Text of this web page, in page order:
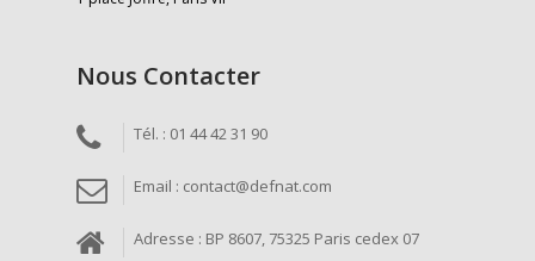
Nous Contacter
Tél. : 01 44 42 31 90
Email : contact@defnat.com
Adresse : BP 8607, 75325 Paris cedex 07